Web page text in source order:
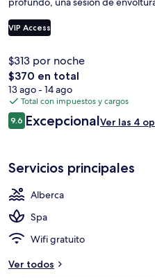
VIP Access
$313 por noche
El
precio
total
es
de
$370 en total
13 ago - 14 ago
Total con impuestos y cargos
Opiniones
9.69.6 de 10,
ExcepcionalVer las 4
Servicios principales
Alberca
Spa
Wifi gratuito
Ver todos